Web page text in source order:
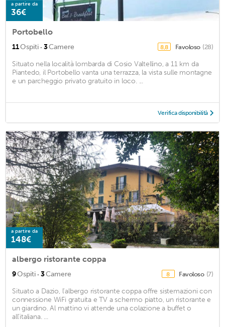
a partire da
36€
Portobello
11Ospiti · 3Camere 8,8 Favoloso (28)
Situato nella località lombarda di Cosio Valtellino, a 11 km da
Piantedo, il Portobello vanta una terrazza, la vista sulle montagne
e un parcheggio privato gratuito in loco. ...
Verifica disponibilità
a partire da
148€
albergo ristorante coppa
9Ospiti · 3Camere 8 Favoloso (7)
Situato a Dazio, l'albergo ristorante coppa offre sistemazioni con
connessione WiFi gratuita e TV a schermo piatto, un ristorante e
un giardino. Al mattino vi attende una colazione a buffet o
all’italiana. ...